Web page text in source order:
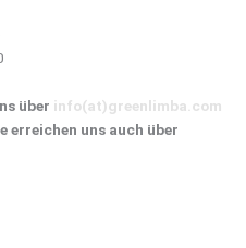
über info(at)greenlimba.com
erreichen uns auch über